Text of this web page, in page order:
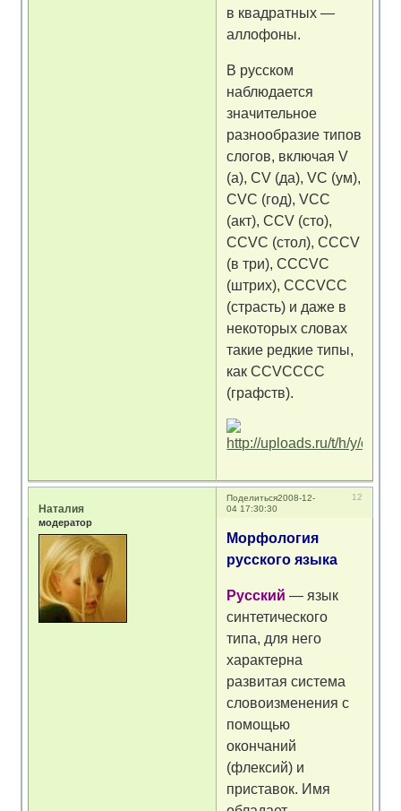
в квадратных —
аллофоны.
В русском
наблюдается
значительное
разнообразие типов
слогов, включая V
(а), CV (да), VC (ум),
CVC (год), VCC
(акт), CCV (сто),
CCVC (стол), CCCV
(в три), CCCVC
(штрих), CCCVCC
(страсть) и даже в
некоторых словах
такие редкие типы,
как CCVCCCC
(графств).
Поделиться 12
2008-12-
04 17:30:30
Наталия
модератор
Морфология
русского языка
Русский — язык
синтетического
типа, для него
характерна
развитая система
словоизменения с
помощью
окончаний
(флексий) и
приставок. Имя